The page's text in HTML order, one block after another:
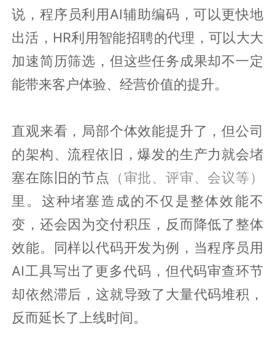
说，程序员利用AI辅助编码，可以更快地
出活，HR利用智能招聘的代理，可以大大
加速简历筛选，但这些任务成果却不一定
能带来客户体验、经营价值的提升。
直观来看，局部个体效能提升了，但公司
的架构、流程依旧，爆发的生产力就会堵
塞在陈旧的节点
（审批、评审、会议等）
里。这种堵塞造成的不仅是整体效能不
变，还会因为交付积压，反而降低了整体
效能。同样以代码开发为例，当程序员用
AI工具写出了更多代码，但代码审查环节
却依然滞后，这就导致了大量代码堆积，
反而延长了上线时间。